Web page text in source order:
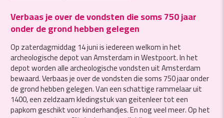
Verbaas je over de vondsten die soms 750 jaar
onder de grond hebben gelegen
Op zaterdagmiddag 14 juni is iedereen welkom in het
archeologische depot van Amsterdam in Westpoort. In het
depot worden alle archeologische vondsten uit Amsterdam
bewaard. Verbaas je over de vondsten die soms 750 jaar onder
de grond hebben gelegen. Van een schattige rammelaar uit
1400, een zeldzaam kledingstuk van geitenleer tot een
papkom geschikt voor kinderhandjes. En nog veel meer. Op het